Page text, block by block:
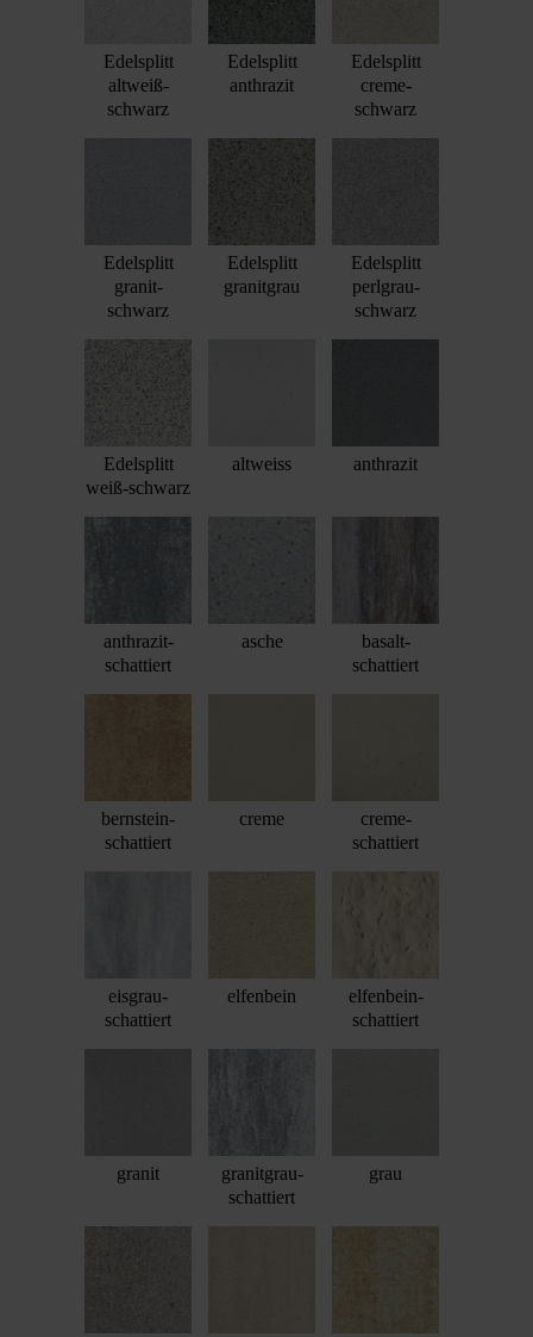
Edelsplitt
altweiß-
schwarz
Edelsplitt
anthrazit
Edelsplitt
creme-
schwarz
Edelsplitt
granit-
schwarz
Edelsplitt
granitgrau
Edelsplitt
perlgrau-
schwarz
Edelsplitt
weiß-schwarz
altweiss anthrazit
anthrazit-
schattiert
asche
basalt-
schattiert
bernstein-
schattiert
creme
creme-
schattiert
eisgrau-
schattiert
elfenbein
elfenbein-
schattiert
granit
granitgrau-
schattiert
grau